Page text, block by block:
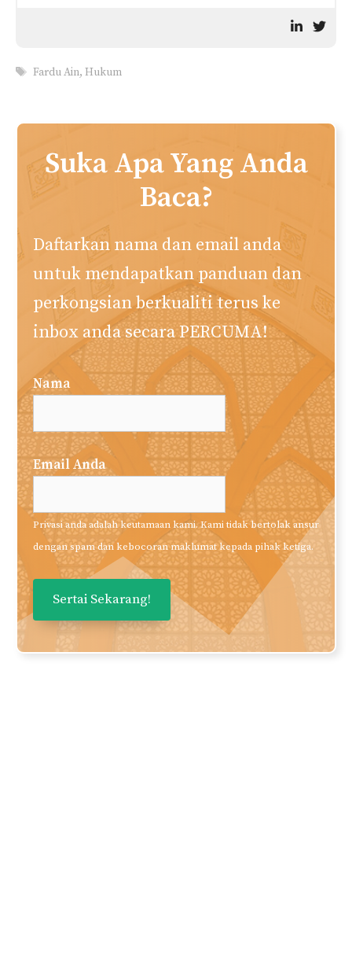
Tags
Fardu Ain,Hukum
Suka Apa Yang Anda
Baca?
Daftarkan nama dan email anda
untuk mendapatkan panduan dan
perkongsian berkualiti terus ke
inbox anda secara PERCUMA!
Nama
Email Anda
Privasi anda adalah keutamaan kami. Kami tidak bertolak ansur
dengan spam dan kebocoran maklumat kepada pihak ketiga.